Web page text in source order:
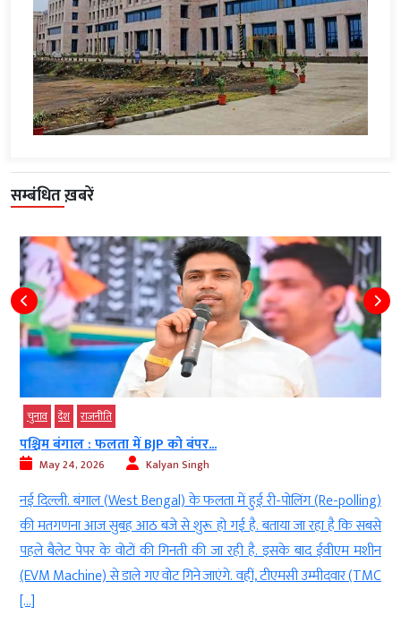
सम्बंधित ख़बरें
चुनाव देश राजनीति
पश्चिम बंगाल : फलता में BJP को बंपर...
May 24, 2026 Kalyan Singh
नई दिल्ली. बंगाल (West Bengal) के फलता में हुई री-पोलिंग (Re-polling)
की मतगणना आज सुबह आठ बजे से शुरू हो गई है. बताया जा रहा है कि सबसे
पहले बैलेट पेपर के वोटों की गिनती की जा रही है. इसके बाद ईवीएम मशीन
(EVM Machine) से डाले गए वोट गिने जाएंगे. वहीं, टीएमसी उम्मीदवार (TMC
[…]